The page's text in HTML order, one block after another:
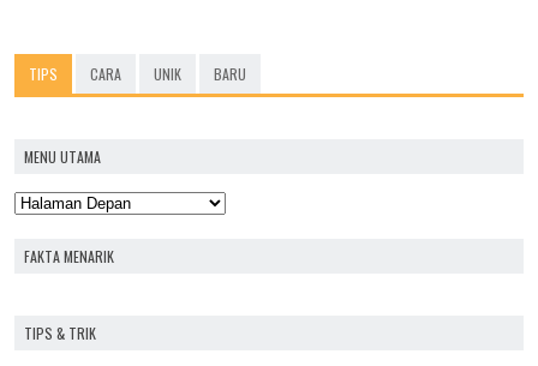
TIPS CARA UNIK BARU
MENU UTAMA
FAKTA MENARIK
TIPS & TRIK